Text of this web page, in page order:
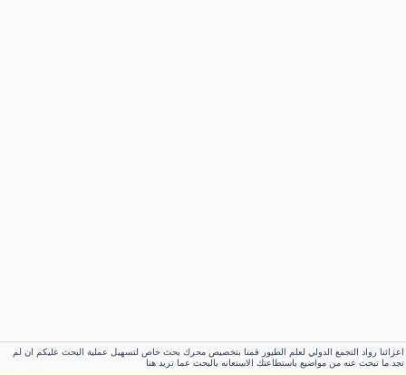
اعزائنا رواد التجمع الدولي لعلم الطيور قمنا بتخصيص محرك بحث خاص لتسهيل عملية البحث عليكم ان لم
تجد ما تبحث عنه من مواضيع باستطاعتك الاستعانه بالبحث عما تريد هنا